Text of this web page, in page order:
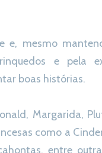
mesmo
e pela
boas histórias.
Margarida,
como a
entre